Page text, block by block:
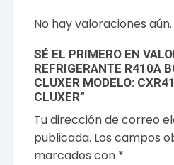
No hay valoraciones aún.
SÉ EL PRIMERO EN
REFRIGERANTE R410A
CLUXER MODELO:
CLUXER”
Tu dirección de correo
publicada. Los campos
marcados con *